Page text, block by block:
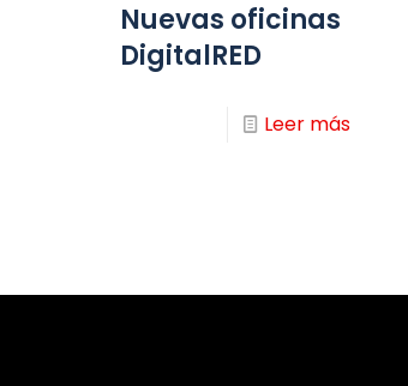
Nuevas oficinas
DigitalRED
Leer más